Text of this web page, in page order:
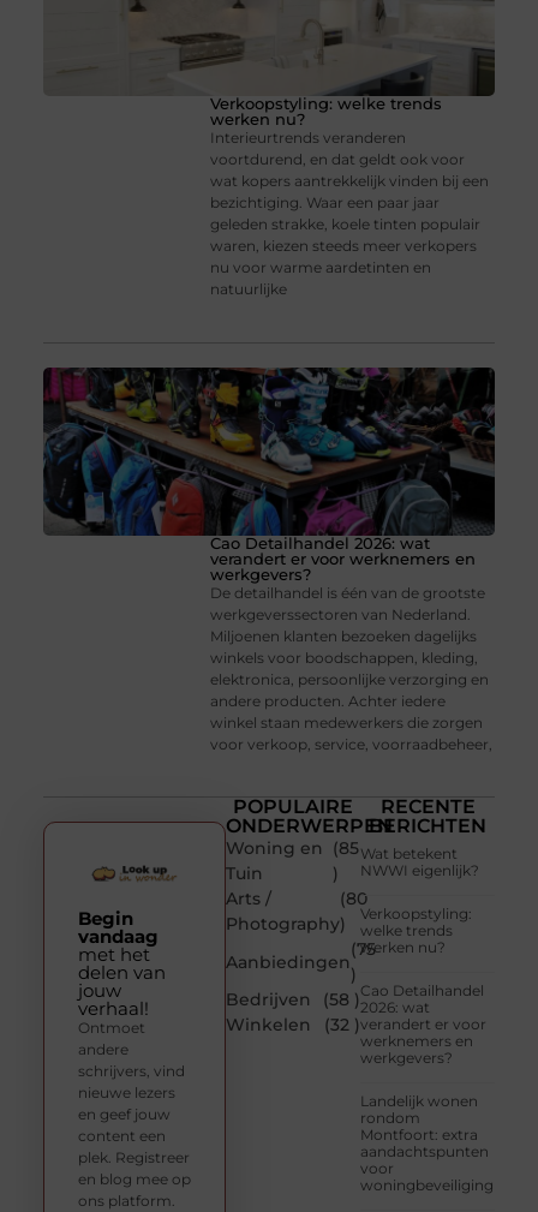
Verkoopstyling: welke trends
werken nu?
Interieurtrends veranderen
voortdurend, en dat geldt ook voor
wat kopers aantrekkelijk vinden bij een
bezichtiging. Waar een paar jaar
geleden strakke, koele tinten populair
waren, kiezen steeds meer verkopers
nu voor warme aardetinten en
natuurlijke
Cao Detailhandel 2026: wat
verandert er voor werknemers en
werkgevers?
De detailhandel is één van de grootste
werkgeverssectoren van Nederland.
Miljoenen klanten bezoeken dagelijks
winkels voor boodschappen, kleding,
elektronica, persoonlijke verzorging en
andere producten. Achter iedere
winkel staan medewerkers die zorgen
voor verkoop, service, voorraadbeheer,
POPULAIRE
ONDERWERPEN
Woning en
Tuin
(85
)
Arts /
Photography
(80
)
Aanbiedingen
(75
)
Bedrijven
(58 )
Winkelen
(32 )
RECENTE
BERICHTEN
Wat betekent
NWWI eigenlijk?
Verkoopstyling:
welke trends
werken nu?
Cao Detailhandel
2026: wat
verandert er voor
werknemers en
werkgevers?
Landelijk wonen
rondom
Montfoort: extra
aandachtspunten
voor
woningbeveiliging
Begin
vandaag
met het
delen van
jouw
verhaal!
Ontmoet
andere
schrijvers, vind
nieuwe lezers
en geef jouw
content een
plek. Registreer
en blog mee op
ons platform.